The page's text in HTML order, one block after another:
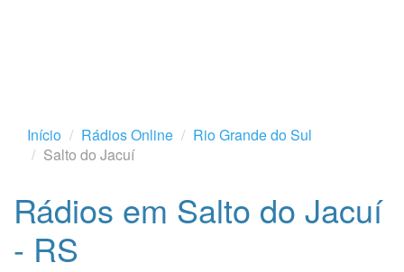
Início Rádios Online
Rio Grande do Sul
Salto do Jacuí
Rádios em Salto do Jacuí
- RS